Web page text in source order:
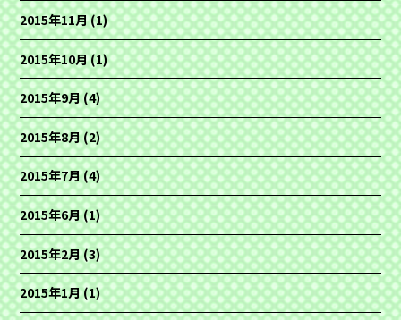
2015年11月(1)
2015年10月(1)
2015年9月(4)
2015年8月(2)
2015年7月(4)
2015年6月(1)
2015年2月(3)
2015年1月(1)